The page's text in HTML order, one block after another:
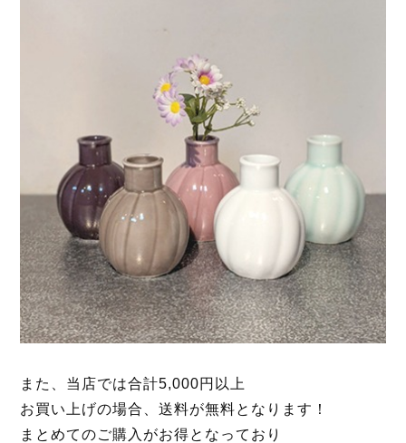
また、当店では合計5,000円以上
お買い上げの場合、送料が無料となります！
まとめてのご購入がお得となっており